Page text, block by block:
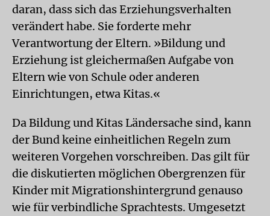
daran, dass sich das Erziehungsverhalten
verändert habe. Sie forderte mehr
Verantwortung der Eltern. »Bildung und
Erziehung ist gleichermaßen Aufgabe von
Eltern wie von Schule oder anderen
Einrichtungen, etwa Kitas.«
Da Bildung und Kitas Ländersache sind, kann
der Bund keine einheitlichen Regeln zum
weiteren Vorgehen vorschreiben. Das gilt für
die diskutierten möglichen Obergrenzen für
Kinder mit Migrationshintergrund genauso
wie für verbindliche Sprachtests. Umgesetzt